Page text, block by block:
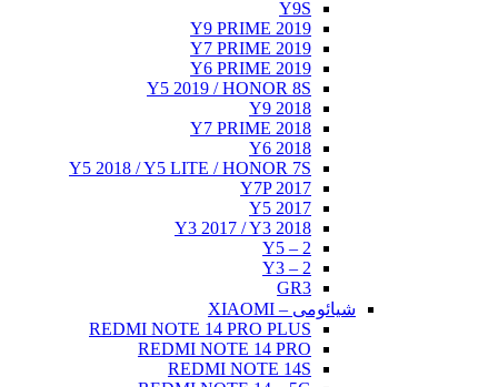
Y9 PRIME 2019
Y7 PRIME 2019
Y6 PRIME 2019
Y5 2019 / HONOR 8S
Y9 2018
Y7 PRIME 2018
Y6 2018
Y5 2018 / Y5 LITE / HONOR 7S
Y7P 2017
Y5 2017
Y3 2017 / Y3 2018
شیائومی – XIAOMI
REDMI NOTE 14 PRO PLUS
REDMI NOTE 14 PRO
REDMI NOTE 14S